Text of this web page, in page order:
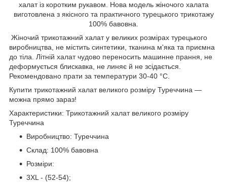
халат із коротким рукавом. Нова модель жіночого халата
виготовлена з якісного та практичного турецького трикотажу
100% бавовна.
Жіночий трикотажний халат у великих розмірах турецького
виробництва, не містить синтетики, тканина м'яка та приємна
до тіла. Літній халат чудово переносить машинне прання, не
деформується блискавка, не линяє й не зсідається.
Рекомендовано прати за температури 30-40 °C.
Купити трикотажний халат великого розміру Туреччина —
можна прямо зараз!
Характеристики: Трикотажний халат великого розміру
Туреччина
Виробництво: Туреччина
Склад: 100% бавовна
Розміри:
3XL - (52-54);